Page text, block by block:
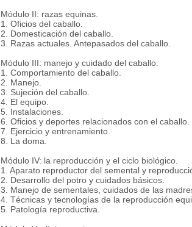
Módulo II: razas equinas.
1. Oficios del caballo.
2. Domesticación del caballo.
3. Razas actuales. Antepasados del caballo.
Módulo III: manejo y cuidado del caballo.
1. Comportamiento del caballo.
2. Manejo.
3. Sujeción del caballo.
4. El equipo.
5. Instalaciones.
6. Oficios y deportes relacionados con el caballo.
7. Ejercicio y entrenamiento.
8. La doma.
Módulo IV: la reproducción y el ciclo biológico.
1. Aparato reproductor del semental y
2. Desarrollo del potro y cuidados básicos.
3. Manejo de sementales, cuidados de las
4. Técnicas y tecnologías de la reproducción
5. Patología reproductiva.